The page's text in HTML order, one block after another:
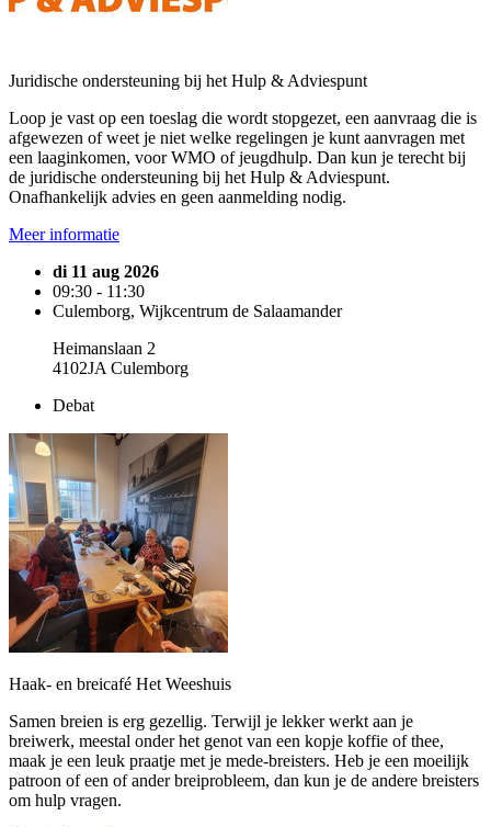
Juridische ondersteuning bij het Hulp & Adviespunt
Loop je vast op een toeslag die wordt stopgezet, een aanvraag die is
afgewezen of weet je niet welke regelingen je kunt aanvragen met
een laaginkomen, voor WMO of jeugdhulp. Dan kun je terecht bij
de juridische ondersteuning bij het Hulp & Adviespunt.
Onafhankelijk advies en geen aanmelding nodig.
Meer informatie
di 11 aug 2026
09:30 - 11:30
Culemborg, Wijkcentrum de Salaamander
Heimanslaan 2
4102JA Culemborg
Debat
Haak- en breicafé Het Weeshuis
Samen breien is erg gezellig. Terwijl je lekker werkt aan je
breiwerk, meestal onder het genot van een kopje koffie of thee,
maak je een leuk praatje met je mede-breisters. Heb je een moeilijk
patroon of een of ander breiprobleem, dan kun je de andere breisters
om hulp vragen.